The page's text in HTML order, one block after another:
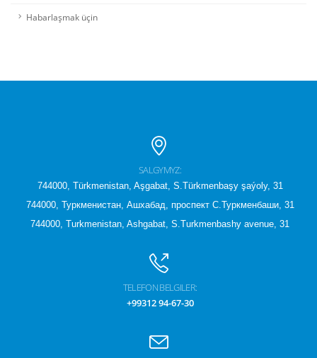
Habarlaşmak üçin
SALGYMYZ:
744000, Türkmenistan, Aşgabat, S.Türkmenbaşy şaýoly, 31
744000, Туркменистан, Ашхабад, проспект С.Туркменбаши, 31
744000, Turkmenistan, Ashgabat, S.Turkmenbashy avenue, 31
TELEFON BELGILER:
+99312 94-67-30